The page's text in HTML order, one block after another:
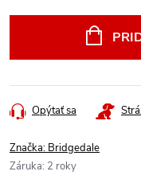
Opýtať sa
Značka: Bridgedale
Záruka: 2 roky